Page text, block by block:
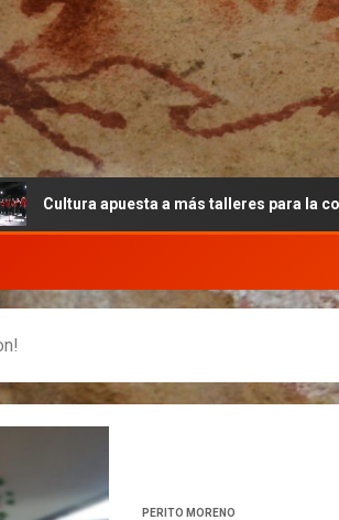
a más talleres para la comunidad
PERITO MORENO